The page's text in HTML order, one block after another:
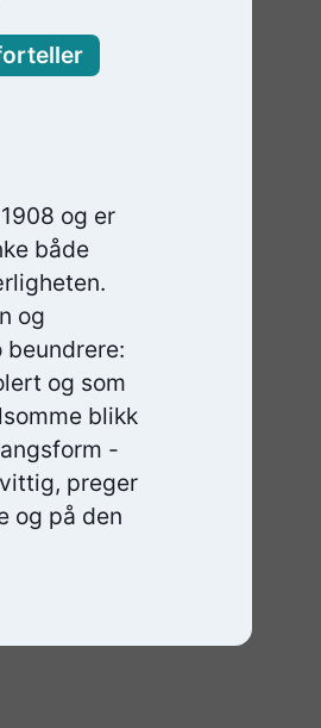
og er
både
og
og som
blikk
-
preger
og på den